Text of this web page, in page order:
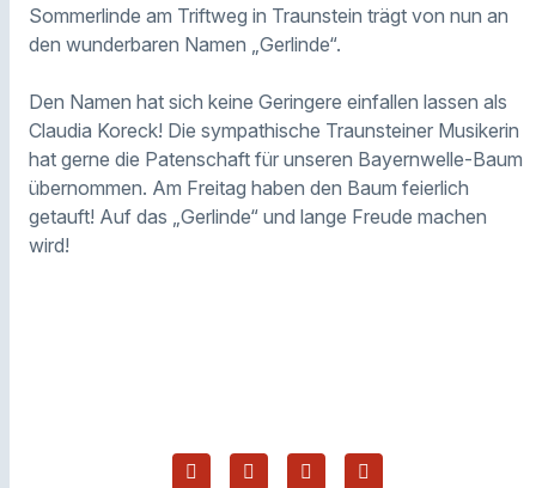
Sommerlinde am Triftweg in Traunstein trägt von nun an
den wunderbaren Namen „Gerlinde“.
Den Namen hat sich keine Geringere einfallen lassen als
Claudia Koreck! Die sympathische Traunsteiner Musikerin
hat gerne die Patenschaft für unseren Bayernwelle-Baum
übernommen. Am Freitag haben den Baum feierlich
getauft! Auf das „Gerlinde“ und lange Freude machen
wird!